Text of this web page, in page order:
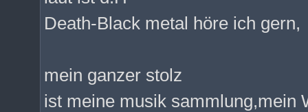
Death-Black metal höre ich gern,
mein ganzer stolz
ist meine musik sammlung,mein